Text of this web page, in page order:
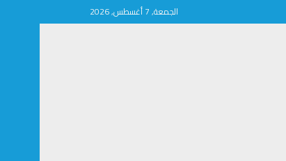
الجمعة, 7 أغسطس, 2026